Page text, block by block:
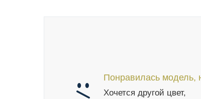
Понравилась модель,
Хочется другой цвет,